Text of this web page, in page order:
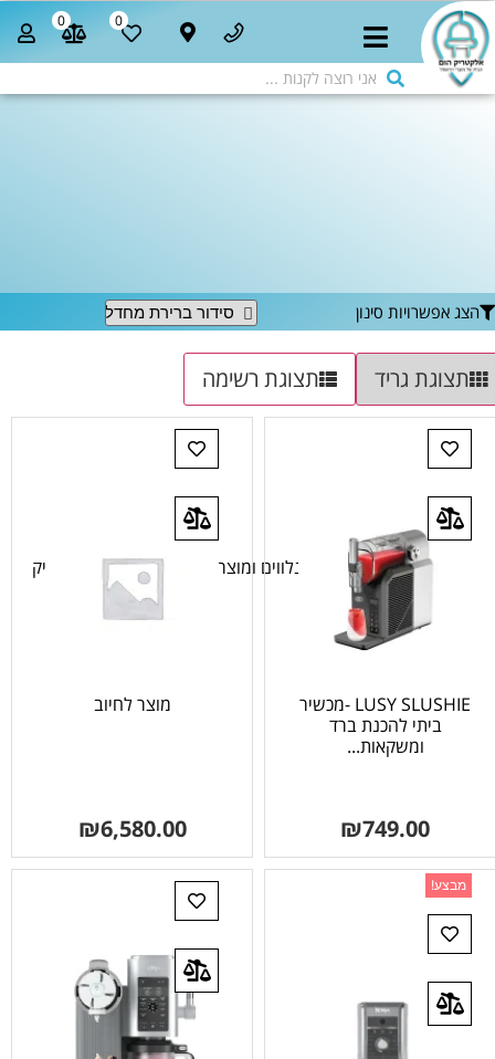
0
0
שונות
מוצרים שונים – אביזרים נלווים ומוצרים מיוחדים לבית. אלקטריק
הצג אפשרויות סינון
תצוגת גריד תצוגת רשימה
LUSY SLUSHIE -מכשיר
ביתי להכנת ברד
ומשקאות...
₪749.00
מוצר לחיוב
₪6,580.00
מבצע!